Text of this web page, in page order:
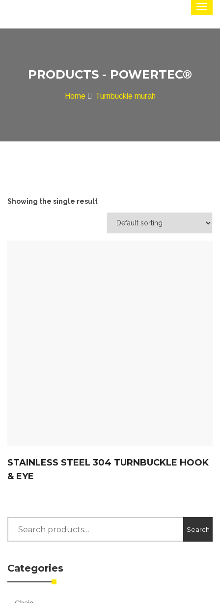
PRODUCTS - POWERTEC®
Home Turnbuckle murah
Showing the single result
STAINLESS STEEL 304 TURNBUCKLE HOOK
& EYE
for:
Search
Categories